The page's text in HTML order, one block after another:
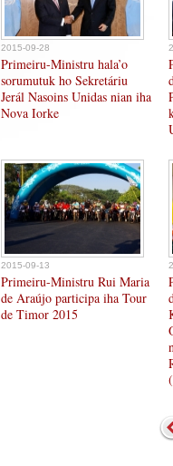
2015-09-28
Primeiru-Ministru hala’o
sorumutuk ho Sekretáriu
Jerál Nasoins Unidas nian iha
Nova Iorke
2015-09-13
Primeiru-Ministru Rui Maria
de Araújo participa iha Tour
de Timor 2015